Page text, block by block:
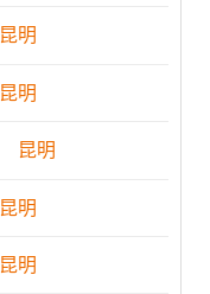
昆明
昆明
昆明
昆明
昆明